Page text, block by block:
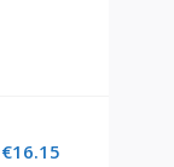
€16.15